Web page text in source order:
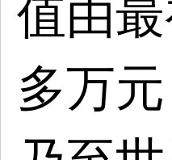
值由
多万